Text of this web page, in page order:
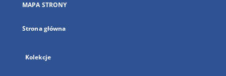
karcie
MAPA STRONY
Strona główna
Kolekcje